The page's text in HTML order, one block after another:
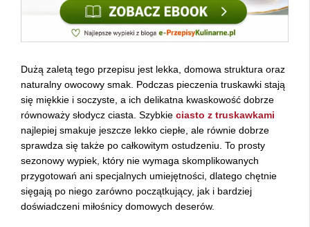
Dużą zaletą tego przepisu jest lekka, domowa struktura oraz
naturalny owocowy smak. Podczas pieczenia truskawki stają
się miękkie i soczyste, a ich delikatna kwaskowość dobrze
równoważy słodycz ciasta. Szybkie ciasto z truskawkami
najlepiej smakuje jeszcze lekko ciepłe, ale równie dobrze
sprawdza się także po całkowitym ostudzeniu. To prosty
sezonowy wypiek, który nie wymaga skomplikowanych
przygotowań ani specjalnych umiejętności, dlatego chętnie
sięgają po niego zarówno początkujący, jak i bardziej
doświadczeni miłośnicy domowych deserów.